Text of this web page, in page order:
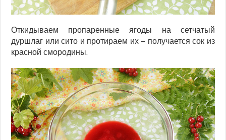
Откидываем пропаренные ягоды на сетчатый
дуршлаг или сито и протираем их – получается сок из
красной смородины.